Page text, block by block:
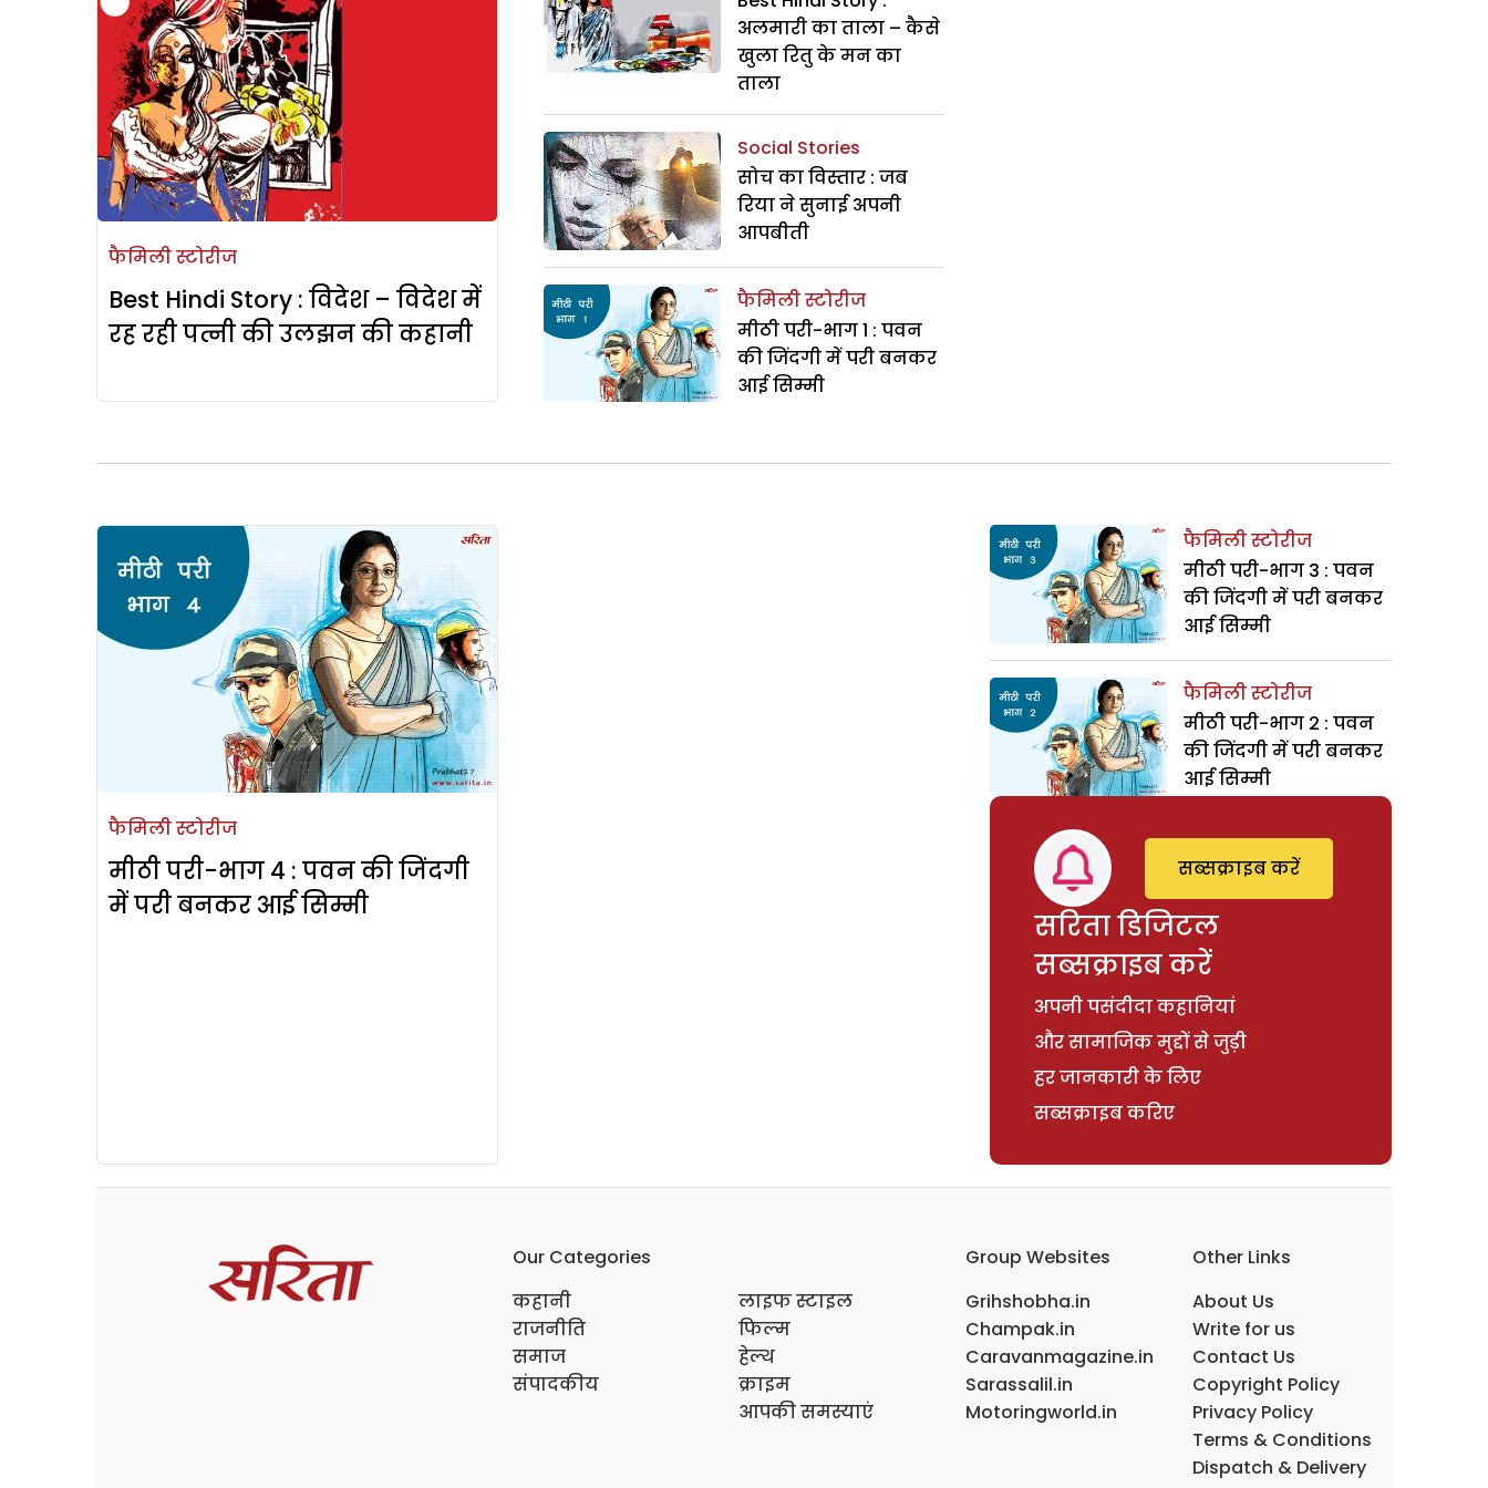
फैमिली स्टोरीज
Best Hindi Story : विदेश – विदेश में
रह रही पत्नी की उलझन की कहानी
अलमारी का ताला – कैसे
खुला रितु के मन का
ताला
Social Stories
सोच का विस्तार : जब
रिया ने सुनाई अपनी
आपबीती
फैमिली स्टोरीज
मीठी परी-भाग 1 : पवन
की जिंदगी में परी बनकर
आई सिम्मी
फैमिली स्टोरीज
मीठी परी-भाग 4 : पवन की जिंदगी
में परी बनकर आई सिम्मी
फैमिली स्टोरीज
मीठी परी-भाग 3 : पवन
की जिंदगी में परी बनकर
आई सिम्मी
फैमिली स्टोरीज
मीठी परी-भाग 2 : पवन
की जिंदगी में परी बनकर
आई सिम्मी
सरिता डिजिटल
सब्सक्राइब करें
अपनी पसंदीदा कहानियां
और सामाजिक मुद्दों से जुड़ी
हर जानकारी के लिए
सब्सक्राइब करिए
सब्सक्राइब करें
Our Categories
कहानी
राजनीति
समाज
संपादकीय
लाइफ स्टाइल
फिल्म
हेल्थ
क्राइम
आपकी समस्याएं
Group Websites
Grihshobha.in
Champak.in
Caravanmagazine.in
Sarassalil.in
Motoringworld.in
Other Links
About Us
Write for us
Contact Us
Copyright Policy
Privacy Policy
Terms & Conditions
Dispatch & Delivery